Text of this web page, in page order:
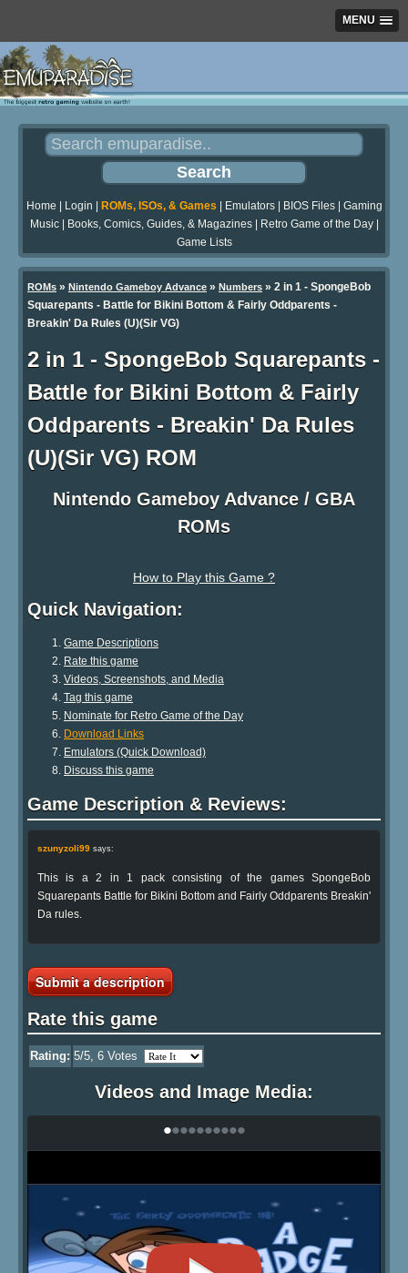
MENU
Home Login ROMs, ISOs, & Games Emulators| BIOS Files| Gaming
Music| Books, Comics, Guides, & Magazines| Retro Game of the Day|
Game Lists
ROMs » Nintendo Gameboy Advance » Numbers » 2 in 1 - SpongeBob
Squarepants - Battle for Bikini Bottom & Fairly Oddparents -
Breakin' Da Rules (U)(Sir VG)
2 in 1 - SpongeBob Squarepants -
Battle for Bikini Bottom & Fairly
Oddparents - Breakin' Da Rules
(U)(Sir VG) ROM
Nintendo Gameboy Advance / GBA
ROMs
How to Play this Game ?
Quick Navigation:
Game Descriptions
Rate this game
Videos, Screenshots, and Media
Tag this game
Nominate for Retro Game of the Day
Download Links
Emulators (Quick Download)
Discuss this game
Game Description & Reviews:
szunyzoli99 says:
This is a 2 in 1 pack consisting of the games SpongeBob
Squarepants Battle for Bikini Bottom and Fairly Oddparents Breakin'
Da rules.
Submit a description
Rate this game
Rating: 5/5, 6 Votes
Videos and Image Media:
••••••••••